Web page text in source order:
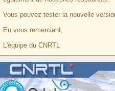
Vous pouvez tester la nouvelle
En vous remerciant,
L'équipe du CNRTL